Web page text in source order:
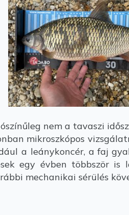
nem a tavaszi
mikroszkópos
a leánykoncér, a faj
egy évben többször
mechanikai sérülés